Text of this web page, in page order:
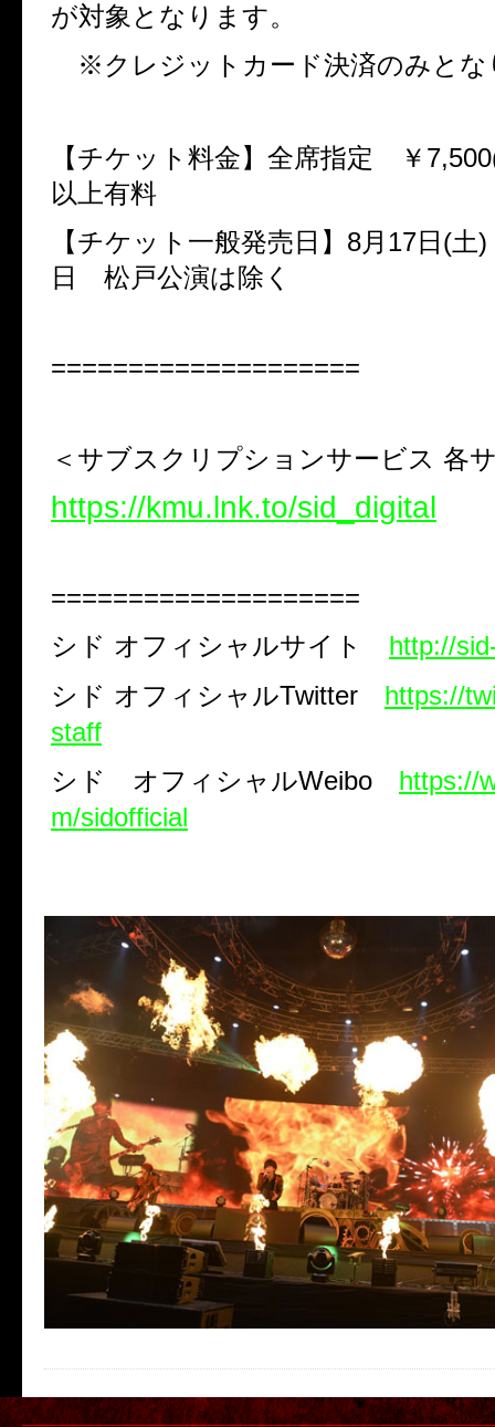
が対象となります。
※クレジットカード決済のみとな
【チケット料金】全席指定 ￥
以上有料
【チケット一般発売日】 8月 17日 (土)
日 松戸公演は除く
====================
＜ サブスクリプションサービス 各
https://kmu.lnk.to/sid_digital
====================
シド オフィシャルサイト http://
シド オフィシャルTwitter
https://
staff
シド オフィシャルWeibo
https://
m/sidofficial